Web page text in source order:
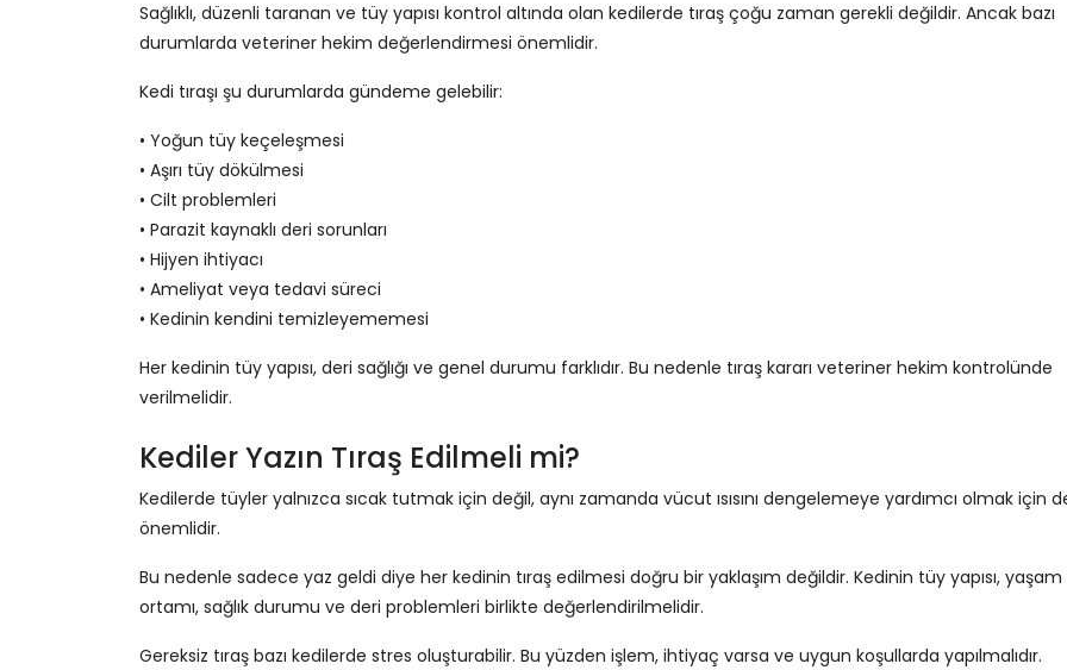
Sağlıklı, düzenli taranan ve tüy yapısı kontrol altında olan kedilerde tıraş çoğu zaman gerekli değildir. Ancak bazı
durumlarda veteriner hekim değerlendirmesi önemlidir.
Kedi tıraşı şu durumlarda gündeme gelebilir:
• Yoğun tüy keçeleşmesi
• Aşırı tüy dökülmesi
• Cilt problemleri
• Parazit kaynaklı deri sorunları
• Hijyen ihtiyacı
• Ameliyat veya tedavi süreci
• Kedinin kendini temizleyememesi
Her kedinin tüy yapısı, deri sağlığı ve genel durumu farklıdır. Bu nedenle tıraş kararı veteriner hekim kontrolünde
verilmelidir.
Kediler Yazın Tıraş Edilmeli mi?
Kedilerde tüyler yalnızca sıcak tutmak için değil, aynı zamanda vücut ısısını dengelemeye yardımcı olmak için
önemlidir.
Bu nedenle sadece yaz geldi diye her kedinin tıraş edilmesi doğru bir yaklaşım değildir. Kedinin tüy yapısı, yaşam
ortamı, sağlık durumu ve deri problemleri birlikte değerlendirilmelidir.
Gereksiz tıraş bazı kedilerde stres oluşturabilir. Bu yüzden işlem, ihtiyaç varsa ve uygun koşullarda yapılmalıdır.